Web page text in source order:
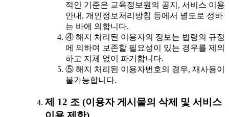
적인 기준은 교육정보원의 공지, 서비스 이용
안내, 개인정보처리방침 등에서 별도로 정하
는 바에 의합니다.
④ 해지 처리된 이용자의 정보는 법령의 규정
에 의하여 보존할 필요성이 있는 경우를 제외
하고 지체 없이 파기합니다.
⑤ 해지 처리된 이용자번호의 경우, 재사용이
불가능합니다.
제 12 조 (이용자 게시물의 삭제 및 서비스